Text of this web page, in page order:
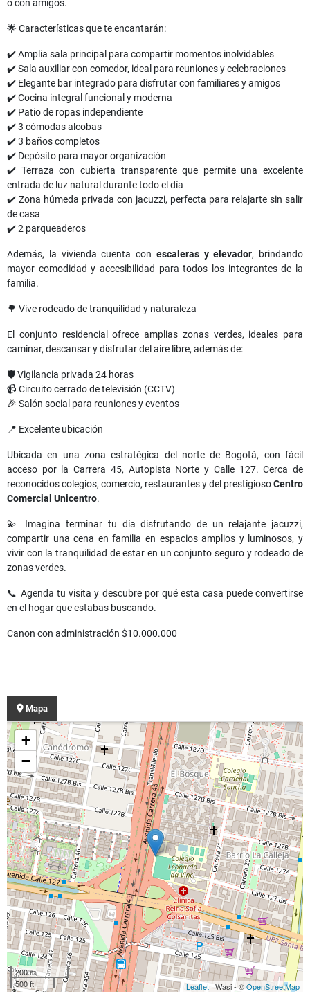
o con amigos.
🌟 Características que te encantarán:
✔️ Amplia sala principal para compartir momentos inolvidables
✔️ Sala auxiliar con comedor, ideal para reuniones y celebraciones
✔️ Elegante bar integrado para disfrutar con familiares y amigos
✔️ Cocina integral funcional y moderna
✔️ Patio de ropas independiente
✔️ 3 cómodas alcobas
✔️ 3 baños completos
✔️ Depósito para mayor organización
✔️ Terraza con cubierta transparente que permite una excelente
entrada de luz natural durante todo el día
✔️ Zona húmeda privada con jacuzzi, perfecta para relajarte sin salir
de casa
✔️ 2 parqueaderos
Además, la vivienda cuenta con escaleras y elevador, brindando
mayor comodidad y accesibilidad para todos los integrantes de la
familia.
🌳 Vive rodeado de tranquilidad y naturaleza
El conjunto residencial ofrece amplias zonas verdes, ideales para
caminar, descansar y disfrutar del aire libre, además de:
🛡️ Vigilancia privada 24 horas
📹 Circuito cerrado de televisión (CCTV)
🎉 Salón social para reuniones y eventos
📍 Excelente ubicación
Ubicada en una zona estratégica del norte de Bogotá, con fácil
acceso por la Carrera 45, Autopista Norte y Calle 127. Cerca de
reconocidos colegios, comercio, restaurantes y del prestigiosoCentro
Comercial Unicentro.
💫 Imagina terminar tu día disfrutando de un relajante jacuzzi,
compartir una cena en familia en espacios amplios y luminosos, y
vivir con la tranquilidad de estar en un conjunto seguro y rodeado de
zonas verdes.
📞 Agenda tu visita y descubre por qué esta casa puede convertirse
en el hogar que estabas buscando.
Canon con administración $10.000.000
Mapa
+
−
200 m
500 ft
Leaflet| Wasi - ©OpenStreetMap